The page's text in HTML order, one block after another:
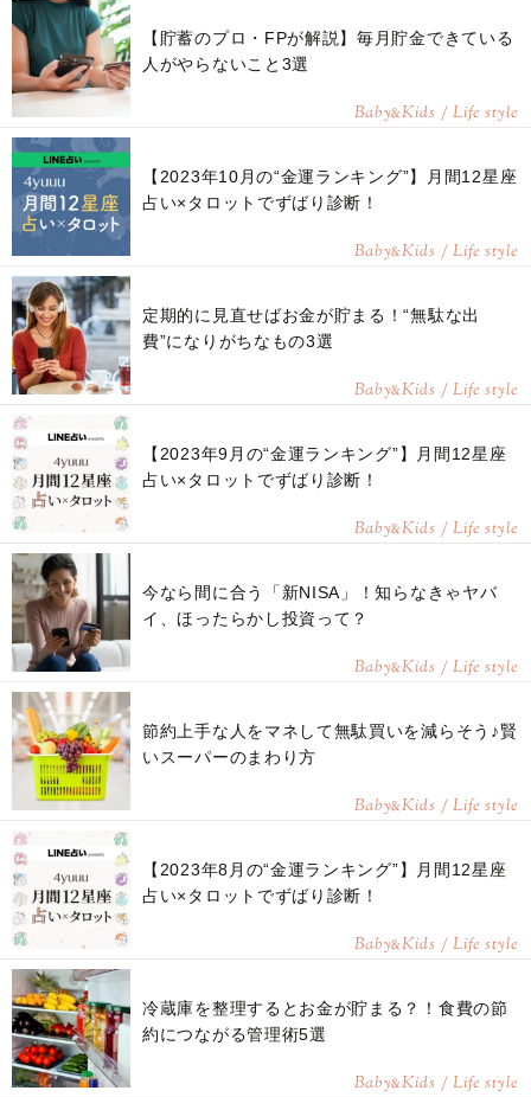
【貯蓄のプロ・FPが解説】毎月貯金できている
人がやらないこと3選
Baby&Kids / Life style
【2023年10月の“金運ランキング”】月間12星座
占い×タロットでずばり診断！
Baby&Kids / Life style
定期的に見直せばお金が貯まる！“無駄な出
費”になりがちなもの3選
Baby&Kids / Life style
【2023年9月の“金運ランキング”】月間12星座
占い×タロットでずばり診断！
Baby&Kids / Life style
今なら間に合う「新NISA」！知らなきゃヤバ
イ、ほったらかし投資って？
Baby&Kids / Life style
節約上手な人をマネして無駄買いを減らそう♪賢
いスーパーのまわり方
Baby&Kids / Life style
【2023年8月の“金運ランキング”】月間12星座
占い×タロットでずばり診断！
Baby&Kids / Life style
冷蔵庫を整理するとお金が貯まる？！食費の節
約につながる管理術5選
Baby&Kids / Life style